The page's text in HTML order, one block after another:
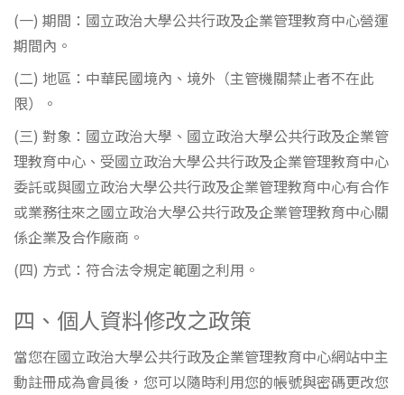
(一) 期間：國立政治大學公共行政及企業管理教育中心營運
期間內。
(二) 地區：中華民國境內、境外（主管機關禁止者不在此
限）。
(三) 對象：國立政治大學、國立政治大學公共行政及企業管
理教育中心、受國立政治大學公共行政及企業管理教育中心
委託或與國立政治大學公共行政及企業管理教育中心有合作
或業務往來之國立政治大學公共行政及企業管理教育中心關
係企業及合作廠商。
(四) 方式：符合法令規定範圍之利用。
四、個人資料修改之政策
當您在國立政治大學公共行政及企業管理教育中心網站中主
動註冊成為會員後，您可以隨時利用您的帳號與密碼更改您